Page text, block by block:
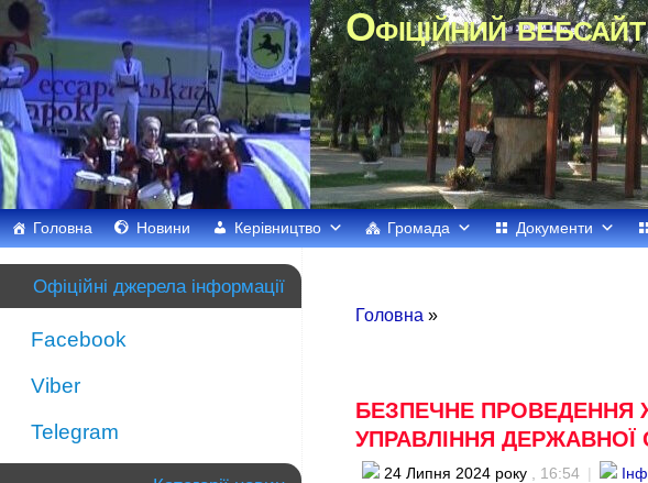
Офіційний
Головна Новини Керівництво Громада Документи
Головна »
БЕЗПЕЧНЕ ПРОВЕДЕННЯ
УПРАВЛІННЯ
24 Липня 2024 року , 16:54 |
Офіційні джерела інформації
Facebook
Viber
Telegram